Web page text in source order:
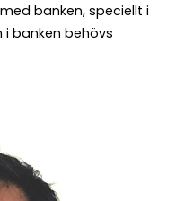
banken, speciellt i
i banken behövs